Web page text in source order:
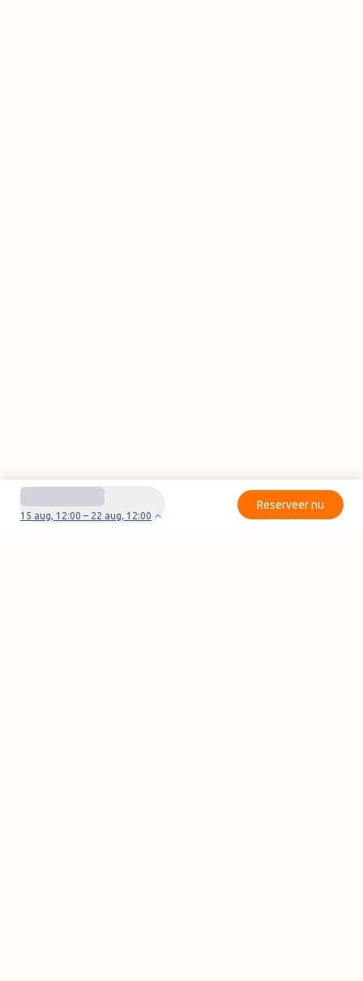
15 aug, 12:00 – 22 aug, 12:00
Reserveer nu